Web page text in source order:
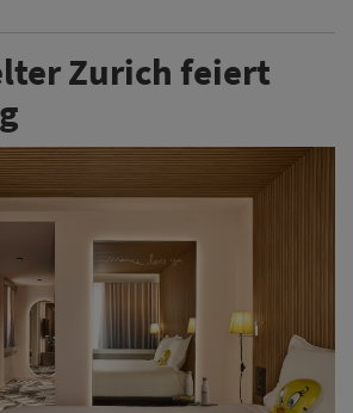
Zurich feiert